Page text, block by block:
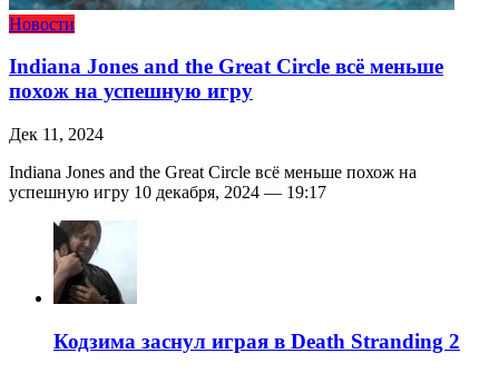
Новости
Indiana Jones and the Great Circle всё меньше
похож на успешную игру
Дек 11, 2024
Indiana Jones and the Great Circle всё меньше похож на
успешную игру 10 декабря, 2024 — 19:17
Кодзима заснул играя в Death Stranding 2